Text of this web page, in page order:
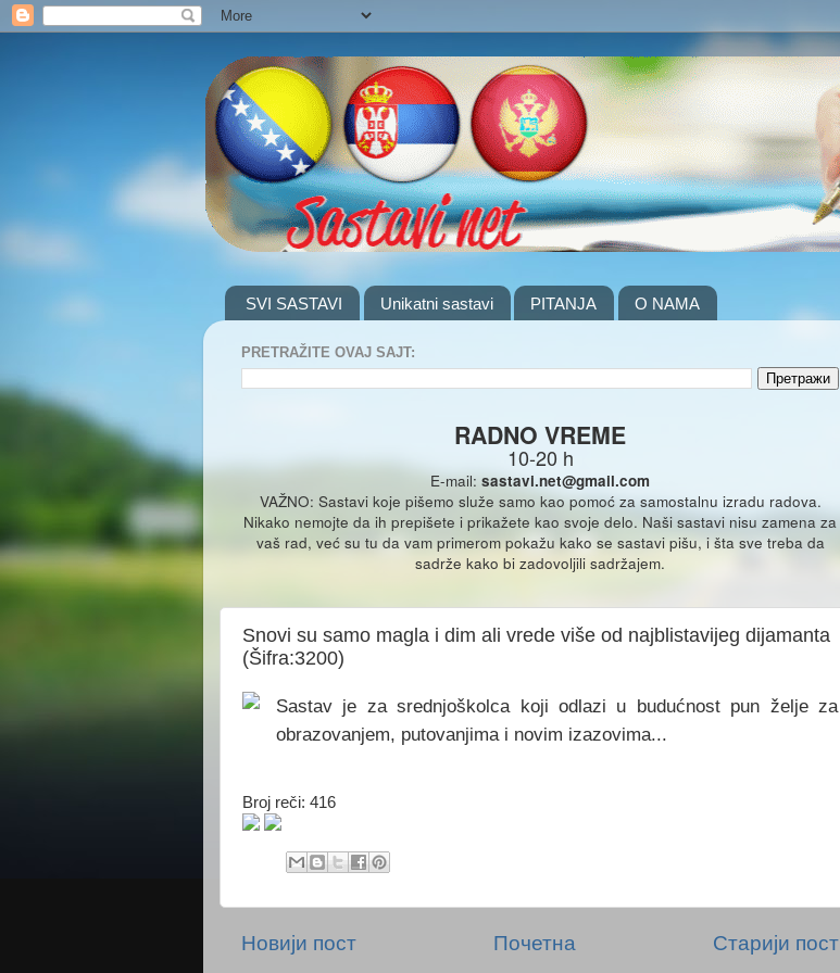
SVI SASTAVI Unikatni sastavi PITANJA O NAMA
PRETRAŽITE OVAJ SAJT:
RADNO VREME
10-20 h
E-mail: sastavi.net@gmail.com
VAŽNO: Sastavi koje pišemo služe samo kao pomoć za samostalnu izradu radova.
Nikako nemojte da ih prepišete i prikažete kao svoje delo. Naši sastavi nisu zamena za
vaš rad, već su tu da vam primerom pokažu kako se sastavi pišu, i šta sve treba da
sadrže kako bi zadovoljili sadržajem.
Snovi su samo magla i dim ali vrede više od najblistavijeg dijamanta
(Šifra:3200)
Sastav je za srednjoškolca koji odlazi u budućnost pun želje za
obrazovanjem, putovanjima i novim izazovima...
Broj reči: 416
Новији пост Старији пост
Почетна